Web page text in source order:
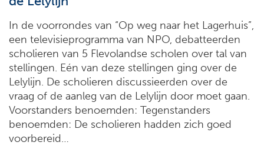
In de voorrondes van “Op weg naar het Lagerhuis”,
een televisieprogramma van NPO, debatteerden
scholieren van 5 Flevolandse scholen over tal van
stellingen. Eén van deze stellingen ging over de
Lelylijn. De scholieren discussieerden over de
vraag of de aanleg van de Lelylijn door moet gaan.
Voorstanders benoemden: Tegenstanders
benoemden: De scholieren hadden zich goed
voorbereid…